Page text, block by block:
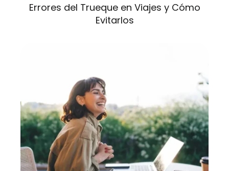
Errores del Trueque en Viajes y Cómo
Evitarlos